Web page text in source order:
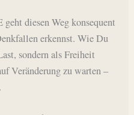
diesen Weg konsequent
erkennst. Wie Du
sondern als Freiheit
Veränderung zu warten –